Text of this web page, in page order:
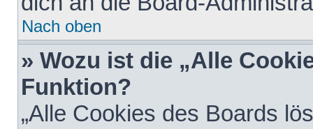
Nach oben
» Wozu ist die „Alle
Funktion?
„Alle Cookies des Boards